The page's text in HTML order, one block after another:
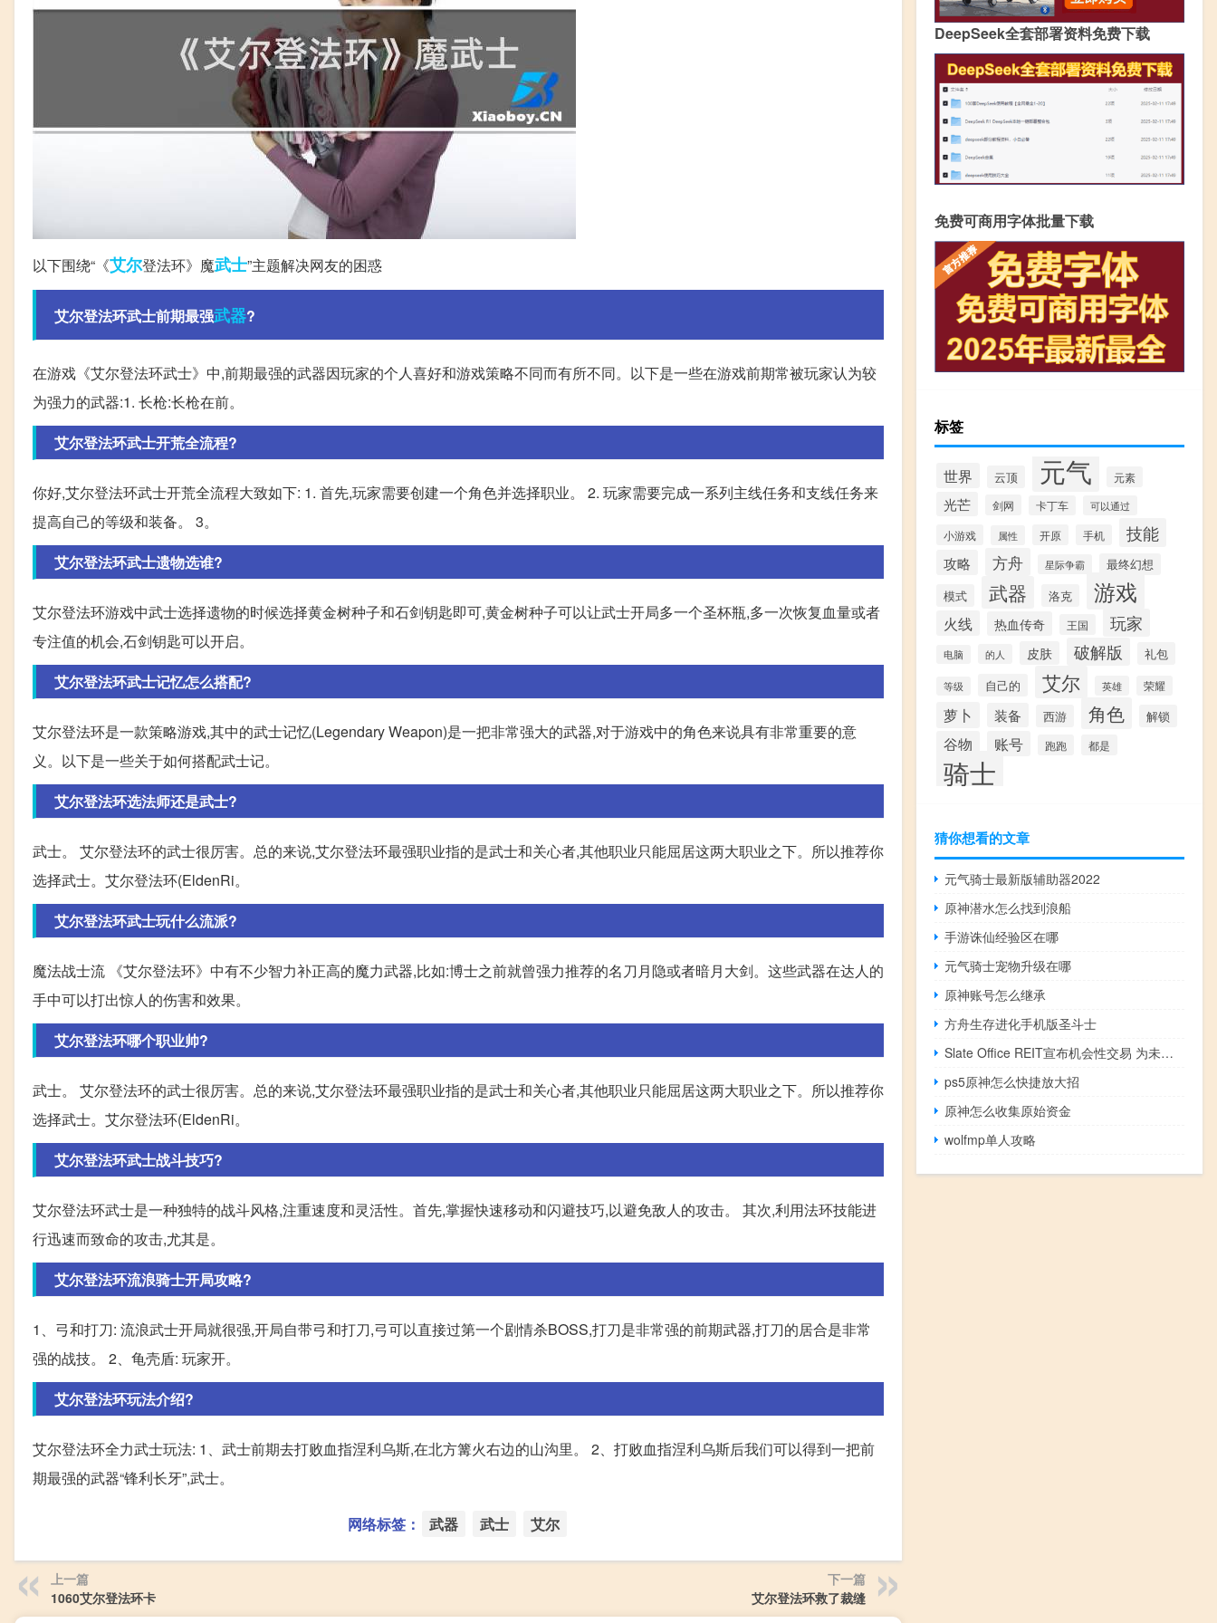
以下围绕“《艾尔登法环》魔武士”主题解决网友的困惑
艾尔登法环武士前期最强武器?
在游戏《艾尔登法环武士》中,前期最强的武器因玩家的个人喜好和游戏策略不同而有所不同。以下是一些在游戏前期常被玩家认为较
为强力的武器:1. 长枪:长枪在前。
艾尔登法环武士开荒全流程?
你好,艾尔登法环武士开荒全流程大致如下: 1. 首先,玩家需要创建一个角色并选择职业。 2. 玩家需要完成一系列主线任务和支线任务来
提高自己的等级和装备。 3。
艾尔登法环武士遗物选谁?
艾尔登法环游戏中武士选择遗物的时候选择黄金树种子和石剑钥匙即可,黄金树种子可以让武士开局多一个圣杯瓶,多一次恢复血量或者
专注值的机会,石剑钥匙可以开启。
艾尔登法环武士记忆怎么搭配?
艾尔登法环是一款策略游戏,其中的武士记忆(Legendary Weapon)是一把非常强大的武器,对于游戏中的角色来说具有非常重要的意
义。以下是一些关于如何搭配武士记。
艾尔登法环选法师还是武士?
武士。 艾尔登法环的武士很厉害。总的来说,艾尔登法环最强职业指的是武士和关心者,其他职业只能屈居这两大职业之下。所以推荐你
选择武士。艾尔登法环(EldenRi。
艾尔登法环武士玩什么流派?
魔法战士流 《艾尔登法环》中有不少智力补正高的魔力武器,比如:博士之前就曾强力推荐的名刀月隐或者暗月大剑。这些武器在达人的
手中可以打出惊人的伤害和效果。
艾尔登法环哪个职业帅?
武士。 艾尔登法环的武士很厉害。总的来说,艾尔登法环最强职业指的是武士和关心者,其他职业只能屈居这两大职业之下。所以推荐你
选择武士。艾尔登法环(EldenRi。
艾尔登法环武士战斗技巧?
艾尔登法环武士是一种独特的战斗风格,注重速度和灵活性。首先,掌握快速移动和闪避技巧,以避免敌人的攻击。 其次,利用法环技能进
行迅速而致命的攻击,尤其是。
艾尔登法环流浪骑士开局攻略?
1、弓和打刀: 流浪武士开局就很强,开局自带弓和打刀,弓可以直接过第一个剧情杀BOSS,打刀是非常强的前期武器,打刀的居合是非常
强的战技。 2、龟壳盾: 玩家开。
艾尔登法环玩法介绍?
艾尔登法环全力武士玩法: 1、武士前期去打败血指涅利乌斯,在北方篝火右边的山沟里。 2、打败血指涅利乌斯后我们可以得到一把前
期最强的武器“锋利长牙”,武士。
网络标签： 武器 武士 艾尔
上一篇
1060艾尔登法环卡
下一篇
艾尔登法环救了裁缝
DeepSeek全套部署资料免费下载
免费可商用字体批量下载
标签
世界 云顶 元气 元素
光芒 剑网 卡丁车 可以通过
小游戏 属性 开原 手机 技能
攻略 方舟 星际争霸 最终幻想
模式 武器 洛克 游戏
火线 热血传奇 王国 玩家
电脑 的人 皮肤 破解版 礼包
等级 自己的 艾尔 英雄 荣耀
萝卜 装备 西游 角色 解锁
谷物 账号 跑跑 都是
骑士
猜你想看的文章
元气骑士最新版辅助器2022
原神潜水怎么找到浪船
手游诛仙经验区在哪
元气骑士宠物升级在哪
原神账号怎么继承
方舟生存进化手机版圣斗士
Slate Office REIT宣布机会性交易 为未来的收购提供资金
ps5原神怎么快捷放大招
原神怎么收集原始资金
wolfmp单人攻略